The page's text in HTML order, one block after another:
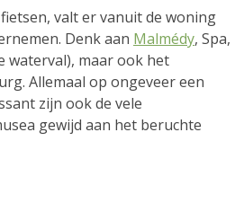
valt er vanuit de woning
Denk aan Malmédy, Spa,
waterval), maar ook het
Allemaal op ongeveer een
zijn ook de vele
gewijd aan het beruchte